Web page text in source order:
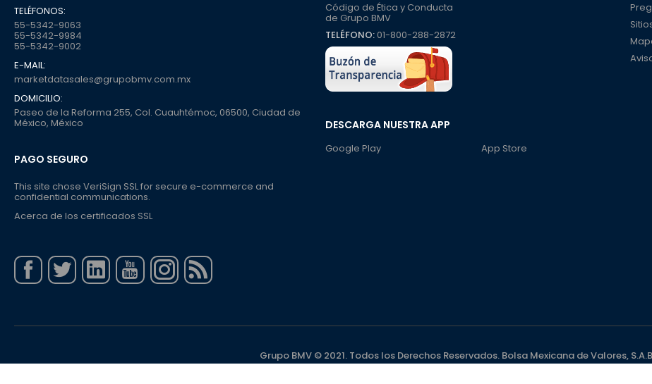
Código de Ética y Conducta
de Grupo BMV
TELÉFONO:01-800-288-2872
DESCARGA NUESTRA APP
Google Play App Store
TELÉFONOS:
55-5342-9063
55-5342-9984
55-5342-9002
E-MAIL:
marketdatasales@grupobmv.com.mx
DOMICILIO:
Paseo de la Reforma 255, Col. Cuauhtémoc, 06500, Ciudad de
México, México
PAGO SEGURO
This site chose VeriSign SSL for secure e-commerce and
confidential communications.
Acerca de los certificados SSL
Grupo BMV © 2021. Todos los Derechos Reservados. Bolsa Mexicana de Valores,